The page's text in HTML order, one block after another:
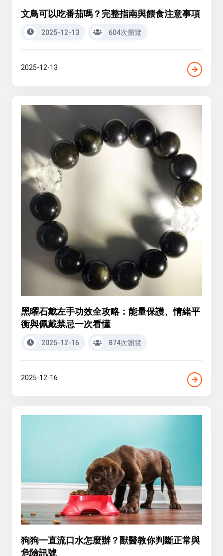
文鳥可以吃番茄嗎？完整指南與餵食注意事項
2025-12-13 604次瀏覽
2025-12-13
黑曜石戴左手功效全攻略：能量保護、情緒平
衡與佩戴禁忌一次看懂
2025-12-16 874次瀏覽
2025-12-16
狗狗一直流口水怎麼辦？獸醫教你判斷正常與
危險訊號